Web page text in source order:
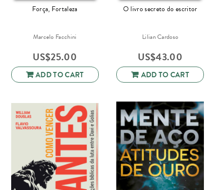
Força, Fortaleza
Marcelo Facchini
US$25.00
ADD TO CART
O livro secreto do escritor
Lilian Cardoso
US$43.00
ADD TO CART